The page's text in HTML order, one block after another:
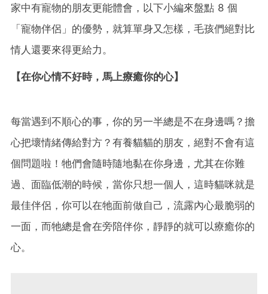
家中有寵物的朋友更能體會，以下小編來盤點 8 個
「寵物伴侶」的優勢，就算單身又怎樣，毛孩們絕對比
情人還要來得更給力。
【在你心情不好時，馬上療癒你的心】
每當遇到不順心的事，你的另一半總是不在身邊嗎？擔
心把壞情緒傳給對方？有養貓貓的朋友，絕對不會有這
個問題啦！牠們會隨時隨地黏在你身邊，尤其在你難
過、面臨低潮的時候，當你只想一個人，這時貓咪就是
最佳伴侶，你可以在牠面前做自己，流露內心最脆弱的
一面，而牠總是會在旁陪伴你，靜靜的就可以療癒你的
心。